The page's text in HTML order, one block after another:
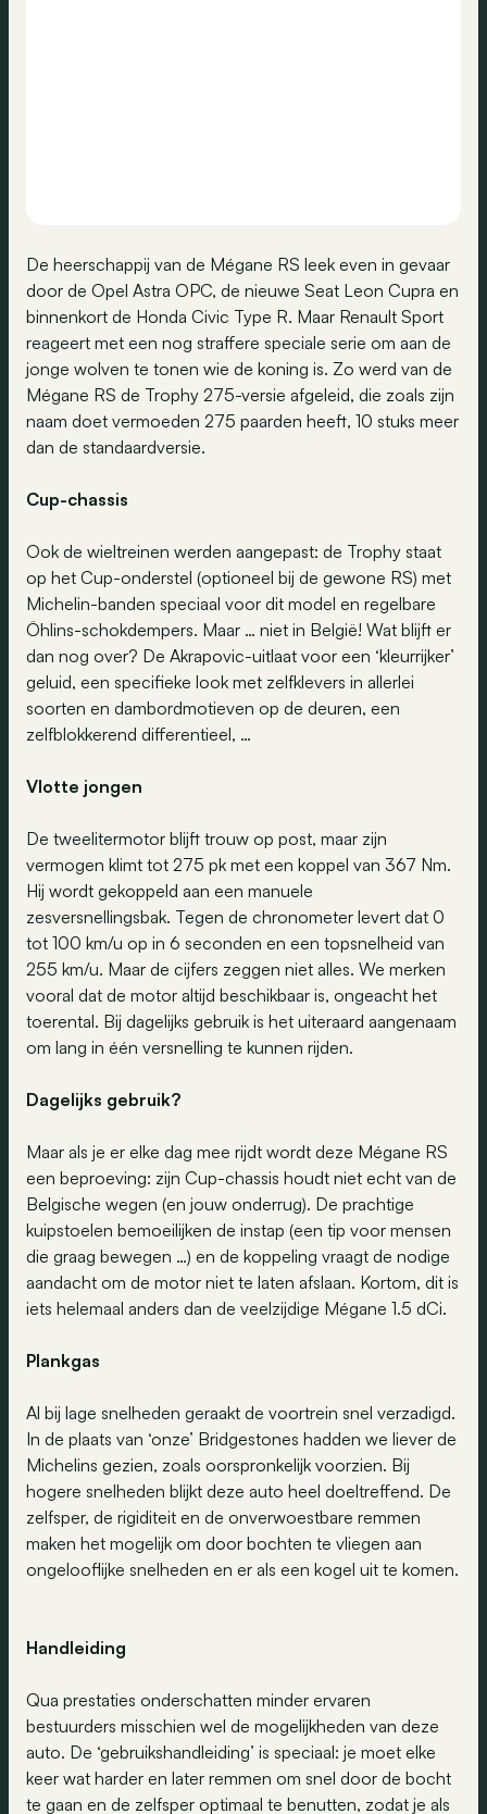
De heerschappij van de Mégane RS leek even in gevaar
door de Opel Astra OPC, de nieuwe Seat Leon Cupra en
binnenkort de Honda Civic Type R. Maar Renault Sport
reageert met een nog straffere speciale serie om aan de
jonge wolven te tonen wie de koning is. Zo werd van de
Mégane RS de Trophy 275-versie afgeleid, die zoals zijn
naam doet vermoeden 275 paarden heeft, 10 stuks meer
dan de standaardversie.
Cup-chassis
Ook de wieltreinen werden aangepast: de Trophy staat
op het Cup-onderstel (optioneel bij de gewone RS) met
Michelin-banden speciaal voor dit model en regelbare
Öhlins-schokdempers. Maar … niet in België! Wat blijft er
dan nog over? De Akrapovic-uitlaat voor een ‘kleurrijker’
geluid, een specifieke look met zelfklevers in allerlei
soorten en dambordmotieven op de deuren, een
zelfblokkerend differentieel, …
Vlotte jongen
De tweelitermotor blijft trouw op post, maar zijn
vermogen klimt tot 275 pk met een koppel van 367 Nm.
Hij wordt gekoppeld aan een manuele
zesversnellingsbak. Tegen de chronometer levert dat 0
tot 100 km/u op in 6 seconden en een topsnelheid van
255 km/u. Maar de cijfers zeggen niet alles. We merken
vooral dat de motor altijd beschikbaar is, ongeacht het
toerental. Bij dagelijks gebruik is het uiteraard aangenaam
om lang in één versnelling te kunnen rijden.
Dagelijks gebruik?
Maar als je er elke dag mee rijdt wordt deze Mégane RS
een beproeving: zijn Cup-chassis houdt niet echt van de
Belgische wegen (en jouw onderrug). De prachtige
kuipstoelen bemoeilijken de instap (een tip voor mensen
die graag bewegen …) en de koppeling vraagt de nodige
aandacht om de motor niet te laten afslaan. Kortom, dit is
iets helemaal anders dan de veelzijdige Mégane 1.5 dCi.
Plankgas
Al bij lage snelheden geraakt de voortrein snel verzadigd.
In de plaats van ‘onze’ Bridgestones hadden we liever de
Michelins gezien, zoals oorspronkelijk voorzien. Bij
hogere snelheden blijkt deze auto heel doeltreffend. De
zelfsper, de rigiditeit en de onverwoestbare remmen
maken het mogelijk om door bochten te vliegen aan
ongelooflijke snelheden en er als een kogel uit te komen.
Handleiding
Qua prestaties onderschatten minder ervaren
bestuurders misschien wel de mogelijkheden van deze
auto. De ‘gebruikshandleiding’ is speciaal: je moet elke
keer wat harder en later remmen om snel door de bocht
te gaan en de zelfsper optimaal te benutten, zodat je als